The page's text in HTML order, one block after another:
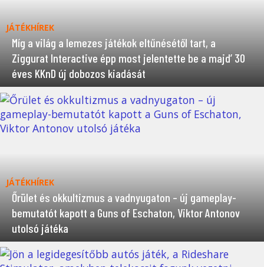
JÁTÉKHÍREK
Míg a világ a lemezes játékok eltűnésétől tart, a
Ziggurat Interactive épp most jelentette be a majd’ 30
éves KKnD új dobozos kiadását
JÁTÉKHÍREK
Őrület és okkultizmus a vadnyugaton – új gameplay-
bemutatót kapott a Guns of Eschaton, Viktor Antonov
utolsó játéka